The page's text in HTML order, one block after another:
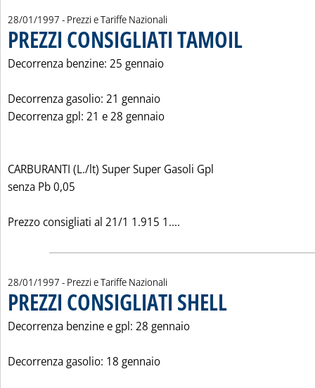
28/01/1997 - Prezzi e Tariffe Nazionali
PREZZI CONSIGLIATI TAMOIL
Decorrenza benzine: 25 gennaio
Decorrenza gasolio: 21 gennaio
Decorrenza gpl: 21 e 28 gennaio
CARBURANTI (L./lt) Super Super Gasoli Gpl
senza Pb 0,05
Prezzo consigliati al 21/1 1.915 1....
28/01/1997 - Prezzi e Tariffe Nazionali
PREZZI CONSIGLIATI SHELL
Decorrenza benzine e gpl: 28 gennaio
Decorrenza gasolio: 18 gennaio